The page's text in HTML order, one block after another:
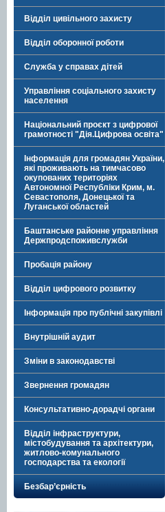
Відділ цивільного захисту
Відділ оборонної роботи
Служба у справах дітей
Управління соціального захисту
населення
Національний проєкт з цифрової
грамотності "Дія.Цифрова освіта"
Інформація для громадян України,
які проживають на тимчасово
окупованих територіях
Автономної Республіки Крим, м.
Севастополя, Донецької та
Луганської областей
Баштанське районне управління
Держпродспоживслужби
Пробація району
Відділ цифрового розвитку
Інформація про публічні закупівлі
Внутрішній аудит
Зміни в законодавстві
Звернення громадян
Консультативно-дорадчі органи
Відділ інфраструктури,
містобудування та архітектури,
житлово-комунального
господарства та екології
Безбар’єрність